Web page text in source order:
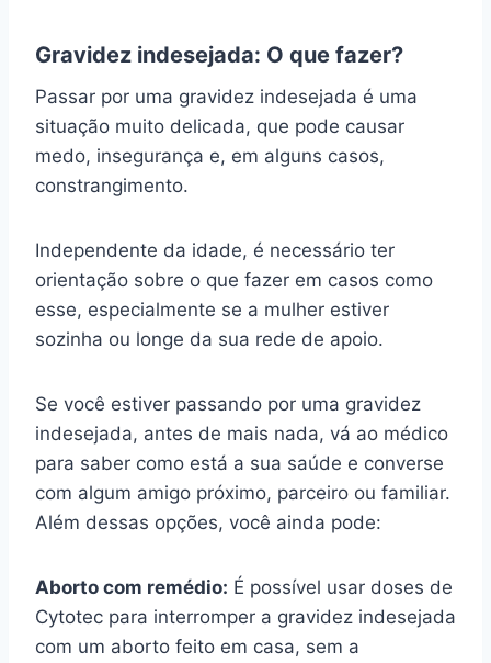
Gravidez indesejada: O que fazer?
Passar por uma gravidez indesejada é uma
situação muito delicada, que pode causar
medo, insegurança e, em alguns casos,
constrangimento.
Independente da idade, é necessário ter
orientação sobre o que fazer em casos como
esse, especialmente se a mulher estiver
sozinha ou longe da sua rede de apoio.
Se você estiver passando por uma gravidez
indesejada, antes de mais nada, vá ao médico
para saber como está a sua saúde e converse
com algum amigo próximo, parceiro ou familiar.
Além dessas opções, você ainda pode:
Aborto com remédio: É possível usar doses de
Cytotec para interromper a gravidez indesejada
com um aborto feito em casa, sem a